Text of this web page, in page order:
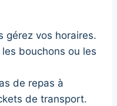
gérez vos horaires.
les bouchons ou les
de repas à
de transport.